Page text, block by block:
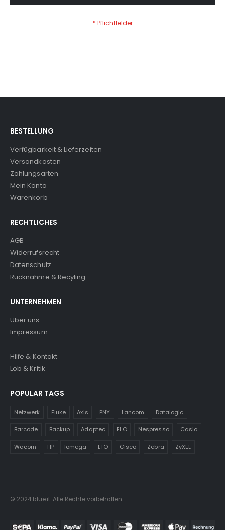
BESTELLUNG
Verfügbarkeit & Lieferzeiten
Versandkosten
Zahlungsarten
Mein Konto
Warenkorb
RECHTLICHES
AGB
Widerrufsrecht
Datenschutz
Rücknahme & Recyling
UNTERNEHMEN
Über uns
Impressum
Hilfe & Kontakt
Lob & Kritik
POPULAR TAGS
Netzwerk Fluke Axis PNY Lancom Datalogic
Barcode Backup Adaptec ELO Nespresso Casio
Wacom HP Iomega LTO Cisco Zebra ZyXEL
© 2024 blue.it. Alle Rechte vorbehalten.